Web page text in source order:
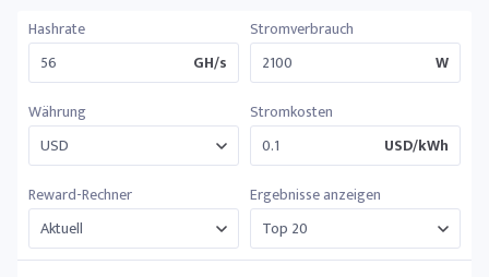
Hashrate
GH/s
Stromverbrauch
W
Währung
Stromkosten
USD/kWh
Reward-Rechner
Ergebnisse anzeigen